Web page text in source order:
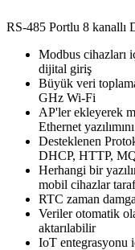
RS-485 Portlu 8
Modbus cihazları
dijital giriş
Büyük veri
GHz Wi-Fi
AP'ler ekleyerek
Ethernet
Desteklenen
DHCP, HTTP,
Herhangi bir
mobil cihazlar
RTC zaman
Veriler otomatik
aktarılabilir
IoT entegrasyonu